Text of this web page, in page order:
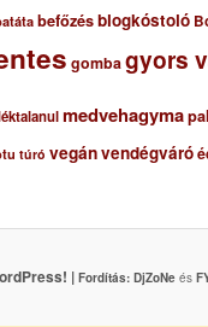
befőzésblogkóstoló
gombagyors
medvehagyma
túró vegánvendégváró
| Fordítás: DjZoNeés